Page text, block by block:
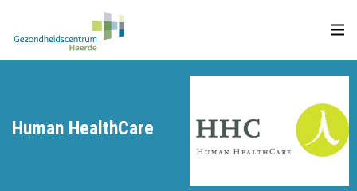
Human HealthCare